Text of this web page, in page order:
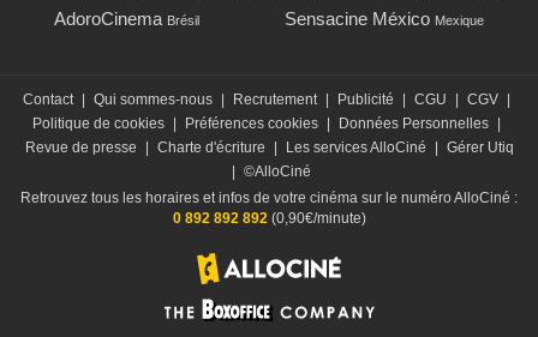
AdoroCinema Brésil Sensacine México Mexique
Contact Qui sommes-nous Recrutement Publicité CGU CGV
Politique de cookies
Préférences cookies Données Personnelles
Revue de presse
Charte d'écriture Les services AlloCiné
Gérer Utiq
©AlloCiné
Retrouvez tous les horaires et infos de votre cinéma sur le numéro AlloCiné :
0 892 892 892(0,90€/minute)